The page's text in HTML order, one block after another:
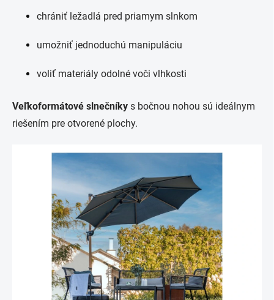
chrániť ležadlá pred priamym slnkom
umožniť jednoduchú manipuláciu
voliť materiály odolné voči vlhkosti
Veľkoformátové slnečníky s bočnou nohou sú ideálnym
riešením pre otvorené plochy.